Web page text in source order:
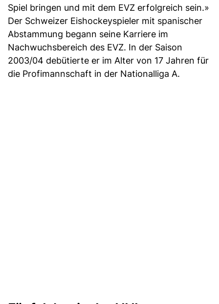
Spiel bringen und mit dem EVZ erfolgreich sein.»
Der Schweizer Eishockeyspieler mit spanischer
Abstammung begann seine Karriere im
Nachwuchsbereich des EVZ. In der Saison
2003/04 debütierte er im Alter von 17 Jahren für
die Profimannschaft in der Nationalliga A.